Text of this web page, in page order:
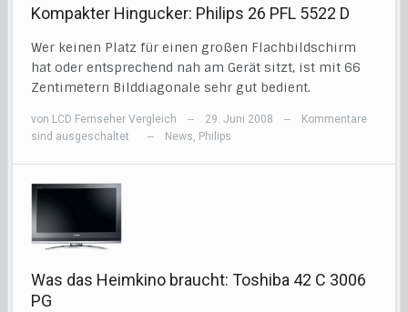
Kompakter Hingucker: Philips 26 PFL 5522 D
Wer keinen Platz für einen großen Flachbildschirm
hat oder entsprechend nah am Gerät sitzt, ist mit 66
Zentimetern Bilddiagonale sehr gut bedient.
von LCD Fernseher Vergleich — 29. Juni 2008 —
Kommentare
sind ausgeschaltet
— News, Philips
Was das Heimkino braucht: Toshiba 42 C 3006
PG